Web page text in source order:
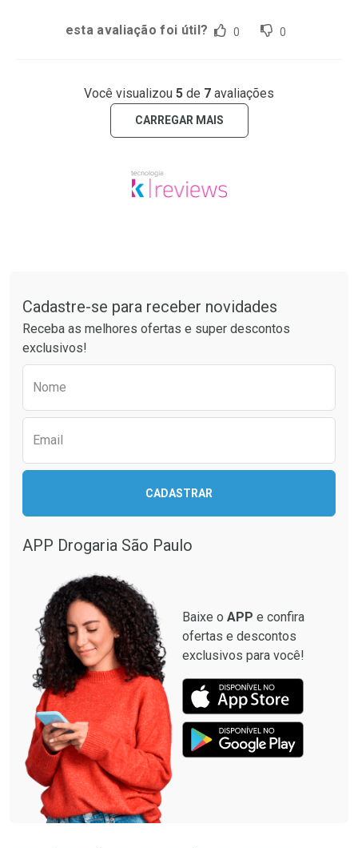
esta avaliação foi útil? 0 0
Você visualizou 5 de 7 avaliações
CARREGAR MAIS
Cadastre-se para receber novidades
Receba as melhores ofertas e super descontos
exclusivos!
Nome
Email
CADASTRAR
APP Drogaria São Paulo
Baixe o APP e confira
ofertas e descontos
exclusivos para você!